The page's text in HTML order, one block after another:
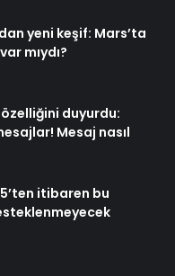
yeni keşif: Mars’ta
mıydı?
duyurdu:
Mesaj nasıl
itibaren bu